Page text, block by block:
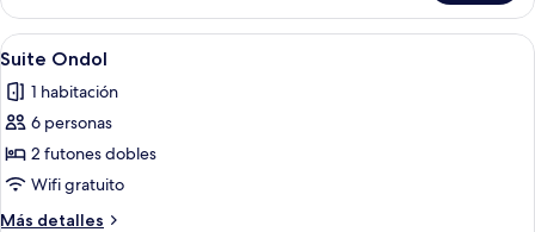
doble
estándar
Abrir
todas
las
fotos
de
Suite
Ondol
Una habitación amplia con un gran
4
Suite Ondol
1 habitación
6 personas
2 futones dobles
Wifi gratuito
Más detalles
Más